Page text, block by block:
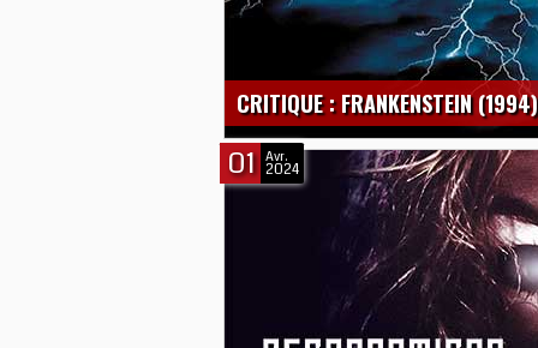
CRITIQUE : FRANKENSTEIN (1994)
01 Avr.
2024